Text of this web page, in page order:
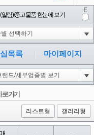
아이콘
아이콘
아이콘
2
아이콘
2
림)/중고물품 한눈에 보기
E
목록 마이페이지
로가기
리스트형 갤러리형